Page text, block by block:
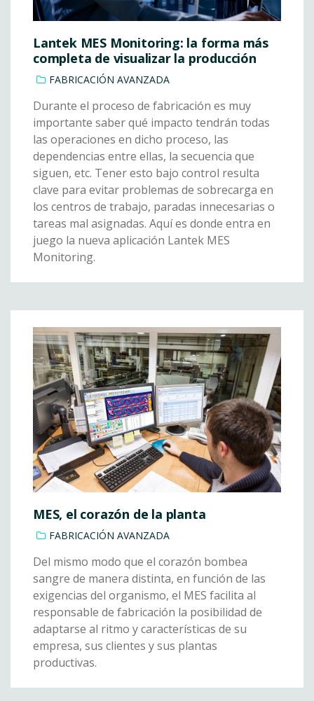
Lantek MES Monitoring: la forma más
completa de visualizar la producción
FABRICACIÓN AVANZADA
Durante el proceso de fabricación es muy
importante saber qué impacto tendrán todas
las operaciones en dicho proceso, las
dependencias entre ellas, la secuencia que
siguen, etc. Tener esto bajo control resulta
clave para evitar problemas de sobrecarga en
los centros de trabajo, paradas innecesarias o
tareas mal asignadas. Aquí es donde entra en
juego la nueva aplicación Lantek MES
Monitoring.
MES, el corazón de la planta
FABRICACIÓN AVANZADA
Del mismo modo que el corazón bombea
sangre de manera distinta, en función de las
exigencias del organismo, el MES facilita al
responsable de fabricación la posibilidad de
adaptarse al ritmo y características de su
empresa, sus clientes y sus plantas
productivas.